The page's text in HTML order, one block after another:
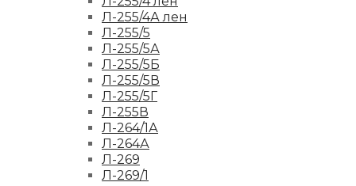
Л-255/4А лен
Л-255/5
Л-255/5А
Л-255/5Б
Л-255/5В
Л-255/5Г
Л-255В
Л-264/1А
Л-264А
Л-269
Л-269/1